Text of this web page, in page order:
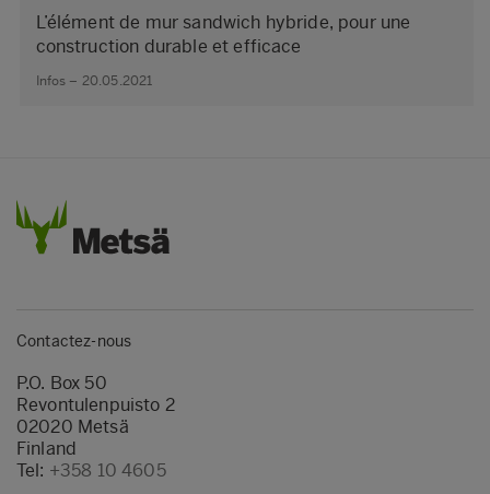
L’élément de mur sandwich hybride, pour une
construction durable et efficace
Infos – 20.05.2021
Contactez-nous
P.O. Box 50
Revontulenpuisto 2
02020 Metsä
Finland
Tel: +358 10 4605